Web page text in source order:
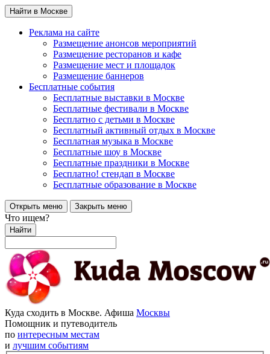
Найти в Москве
Реклама на сайте
Размещение анонсов мероприятий
Размещение ресторанов и кафе
Размещение мест и площадок
Размещение баннеров
Бесплатные события
Бесплатные выставки в Москве
Бесплатные фестивали в Москве
Бесплатно с детьми в Москве
Бесплатный активный отдых в Москве
Бесплатная музыка в Москве
Бесплатные шоу в Москве
Бесплатные праздники в Москве
Бесплатно! стендап в Москве
Бесплатные образование в Москве
Открыть меню Закрыть меню
Что ищем?
Найти
Куда сходить в Москве. Афиша Москвы
Помощник и путеводитель
по интересным местам
и лучшим событиям